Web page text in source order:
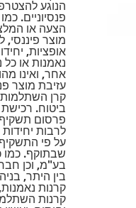
הנוגע
פנסיוניים.
הצעה או
מוצר
אופציות,
נאמנות או כל
אחר, ואינו
עזיבת מוצר
קרן
ביטוח. רכישת
פרסום תשקיף
לרבות
על פי התשקיף
שבתוקף. כמו
בע"מ, וכן
בין היתר,
קרנות
קרנות